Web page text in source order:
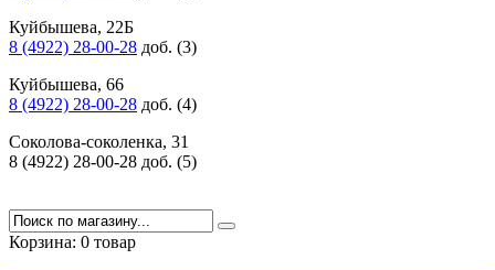
Куйбышева, 22Б
8 (4922) 28-00-28 доб. (3)
Куйбышева, 66
8 (4922) 28-00-28 доб. (4)
Соколова-соколенка, 31
8 (4922) 28-00-28 доб. (5)
Корзина: 0 товар